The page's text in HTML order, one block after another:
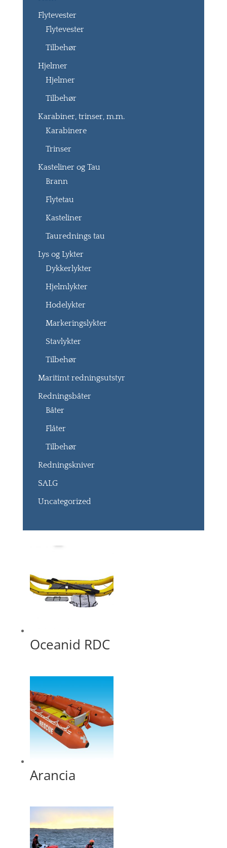
Flytevester
Flytevester
Tilbehør
Hjelmer
Hjelmer
Tilbehør
Karabiner, trinser, m.m.
Karabinere
Trinser
Kasteliner og Tau
Brann
Flytetau
Kasteliner
Taurednings tau
Lys og Lykter
Dykkerlykter
Hjelmlykter
Hodelykter
Markeringslykter
Stavlykter
Tilbehør
Maritimt redningsutstyr
Redningsbåter
Båter
Flåter
Tilbehør
Redningskniver
SALG
Uncategorized
Oceanid RDC
Arancia